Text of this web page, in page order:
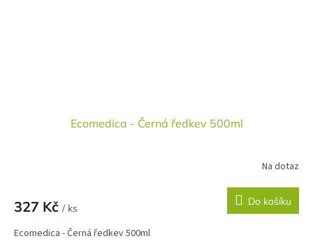
Ecomedica - Černá ředkev 500ml
Na dotaz
327 Kč / ks
Do košíku
Ecomedica - Černá ředkev 500ml